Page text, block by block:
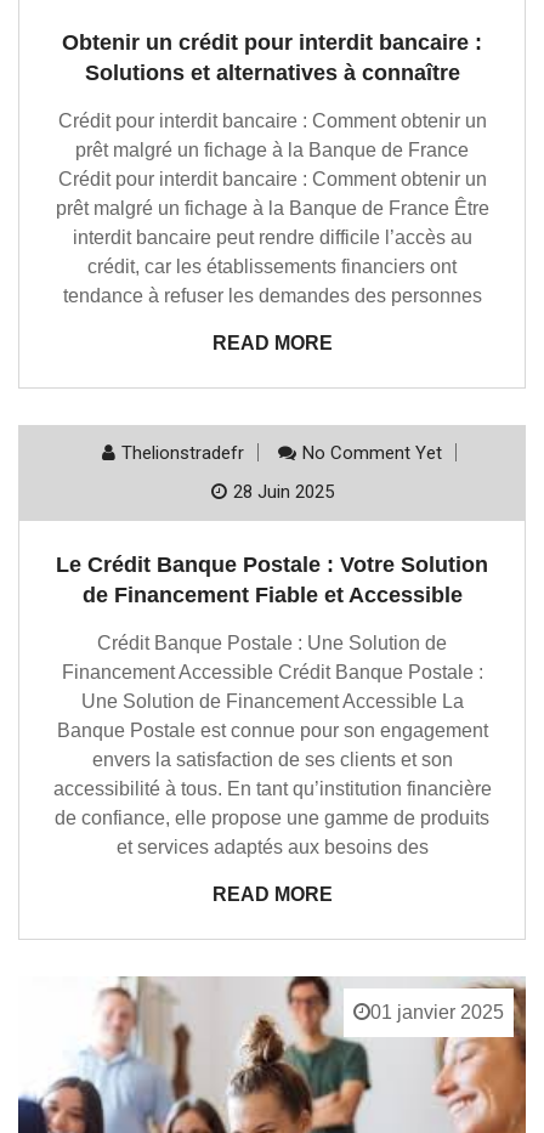
Obtenir un crédit pour interdit bancaire :
Solutions et alternatives à connaître
Crédit pour interdit bancaire : Comment obtenir un
prêt malgré un fichage à la Banque de France
Crédit pour interdit bancaire : Comment obtenir un
prêt malgré un fichage à la Banque de France Être
interdit bancaire peut rendre difficile l’accès au
crédit, car les établissements financiers ont
tendance à refuser les demandes des personnes
READ MORE
Thelionstradefr
No Comment Yet
28 Juin 2025
Le Crédit Banque Postale : Votre Solution
de Financement Fiable et Accessible
Crédit Banque Postale : Une Solution de
Financement Accessible Crédit Banque Postale :
Une Solution de Financement Accessible La
Banque Postale est connue pour son engagement
envers la satisfaction de ses clients et son
accessibilité à tous. En tant qu’institution financière
de confiance, elle propose une gamme de produits
et services adaptés aux besoins des
READ MORE
01 janvier 2025